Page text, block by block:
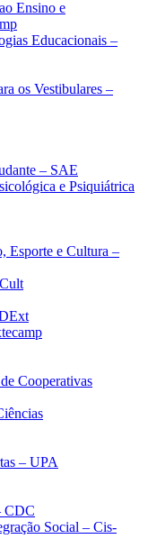
Ensino e
Educacionais –
os Vestibulares –
– SAE
e Psiquiátrica
Esporte e Cultura –
Cooperativas
– UPA
CDC
Social – Cis-